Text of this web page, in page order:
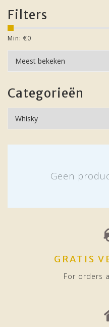
Filters
Min: €0
Categorieën
Geen
GRATIS
For orders